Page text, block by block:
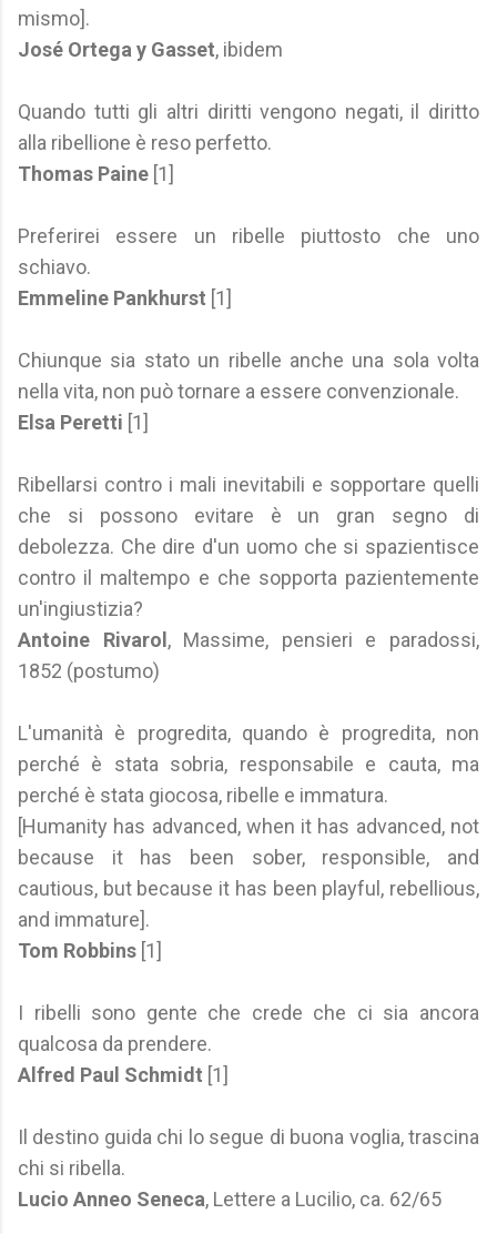
mismo].
José Ortega y Gasset, ibidem
Quando tutti gli altri diritti vengono negati, il diritto
alla ribellione è reso perfetto.
Thomas Paine [1]
Preferirei essere un ribelle piuttosto che uno
schiavo.
Emmeline Pankhurst [1]
Chiunque sia stato un ribelle anche una sola volta
nella vita, non può tornare a essere convenzionale.
Elsa Peretti [1]
Ribellarsi contro i mali inevitabili e sopportare quelli
che si possono evitare è un gran segno di
debolezza. Che dire d'un uomo che si spazientisce
contro il maltempo e che sopporta pazientemente
un'ingiustizia?
Antoine Rivarol , Massime, pensieri e paradossi,
1852 (postumo)
L'umanità è progredita, quando è progredita, non
perché è stata sobria, responsabile e cauta, ma
perché è stata giocosa, ribelle e immatura.
[Humanity has advanced, when it has advanced, not
because it has been sober, responsible, and
cautious, but because it has been playful, rebellious,
and immature].
Tom Robbins [1]
I ribelli sono gente che crede che ci sia ancora
qualcosa da prendere.
Alfred Paul Schmidt [1]
Il destino guida chi lo segue di buona voglia, trascina
chi si ribella.
Lucio Anneo Seneca, Lettere a Lucilio, ca. 62/65